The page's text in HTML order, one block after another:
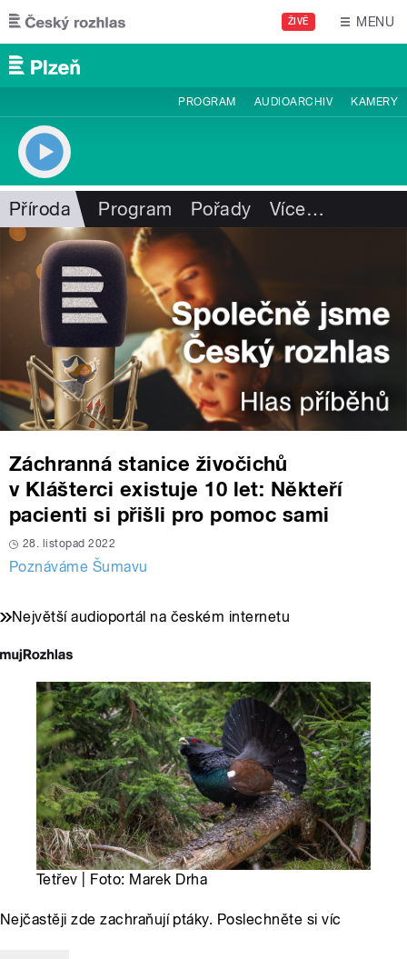
Přejít k hlavnímu obsahu
ŽIVĚ MENU
PROGRAM AUDIOARCHIV KAMERY
Příroda Program Pořady Více…
Záchranná stanice živočichů
v Klášterci existuje 10 let: Někteří
pacienti si přišli pro pomoc sami
28. listopad 2022
Poznáváme Šumavu
Největší audioportál na českém internetu
Tetřev | Foto: Marek Drha
Nejčastěji zde zachraňují ptáky. Poslechněte si víc